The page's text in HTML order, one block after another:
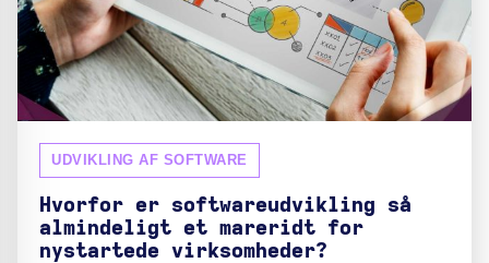
UDVIKLING AF SOFTWARE
Hvorfor er softwareudvikling så
almindeligt et mareridt for
nystartede virksomheder?